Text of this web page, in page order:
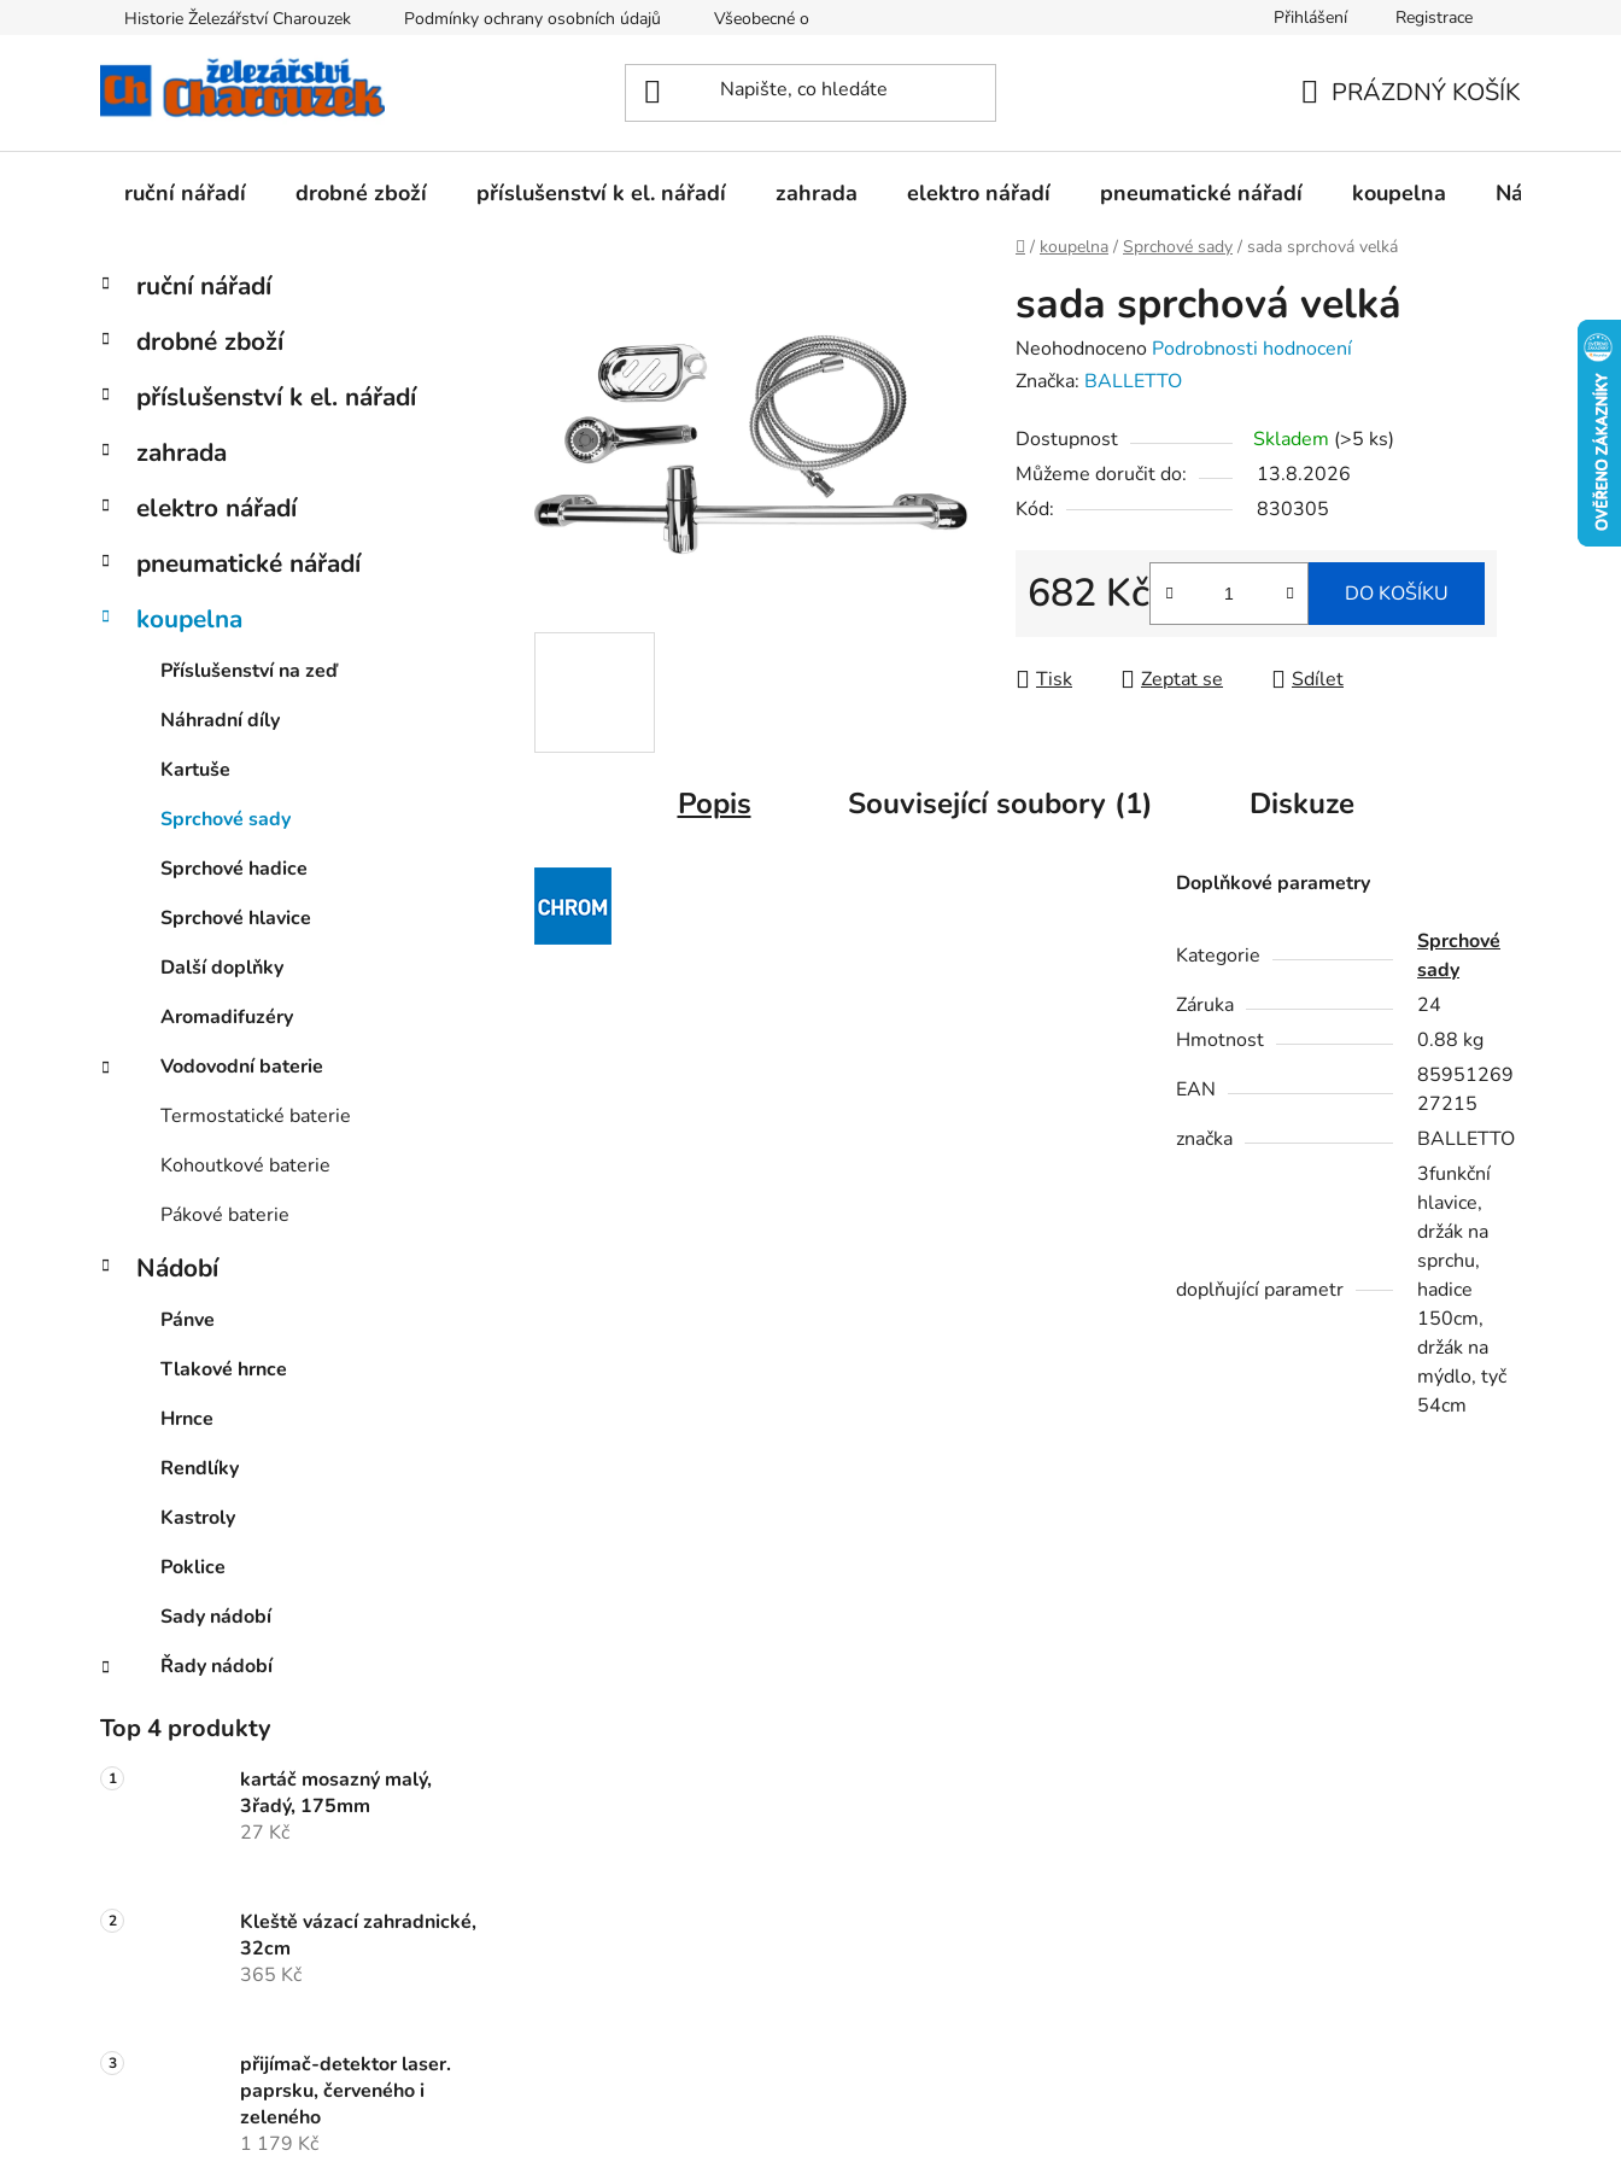
Historie Železářství Charouzek Podmínky ochrany osobních údajů Všeobecné obchodní podmínky Doprava a platba Kontakty
Přihlášení Registrace
KOŠÍK
PRÁZDNÝ KOŠÍK
ruční nářadí drobné zboží příslušenství k el. nářadí zahrada elektro nářadí pneumatické nářadí koupelna Nádobí
Domů
/ koupelna / Sprchové sady / sada sprchová velká
P
s
r
n
n
í
p
n
Přeskočit
kategorie
K
a
e
o
i
ruční nářadí
drobné zboží
příslušenství k el. nářadí
zahrada
elektro nářadí
pneumatické nářadí
koupelna
Příslušenství na zeď
Náhradní díly
Kartuše
Sprchové sady
Sprchové hadice
Sprchové hlavice
Další doplňky
Aromadifuzéry
Vodovodní baterie
Termostatické baterie
Kohoutkové baterie
Pákové baterie
Nádobí
Pánve
Tlakové hrnce
Hrnce
Rendlíky
Kastroly
Poklice
Sady nádobí
Řady nádobí
Top 4 produkty
kartáč mosazný malý,
3řadý, 175mm
27 Kč
Kleště vázací zahradnické,
32cm
365 Kč
přijímač-detektor laser.
paprsku, červeného i
zeleného
1 179 Kč
sada sprchová velká
Průměrné
hodnocení
je
0,0
z
hvězdiček.
Neohodnoceno Podrobnosti hodnocení
Značka: BALLETTO
Dostupnost Skladem (>5 ks)
Můžeme doručit do:
13.8.2026
Kód:
830305
682 Kč DO KOŠÍKU
Tisk Zeptat se Sdílet
Popis Související soubory (1) Diskuze
Doplňkové parametry
Kategorie
Sprchové
sady
Záruka
24
Hmotnost
0.88 kg
EAN
85951269
27215
značka
BALLETTO
doplňující parametr
3funkční
hlavice,
držák na
sprchu,
hadice
150cm,
držák na
mýdlo, tyč
54cm